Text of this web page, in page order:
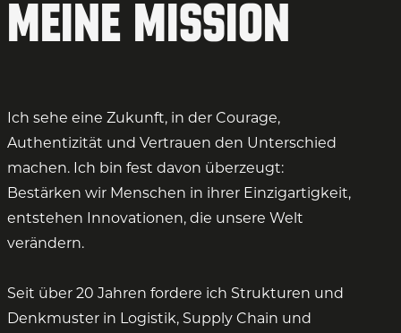
Meine Mission
Ich sehe eine Zukunft, in der Courage,
Authentizität und Vertrauen den Unterschied
machen. Ich bin fest davon überzeugt:
Bestärken wir Menschen in ihrer Einzigartigkeit,
entstehen Innovationen, die unsere Welt
verändern.
Seit über 20 Jahren fordere ich Strukturen und
Denkmuster in Logistik, Supply Chain und